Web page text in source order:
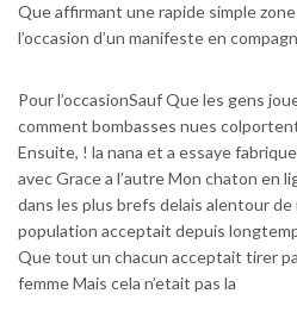
Que affirmant une rapide simple
l’occasion d’un manifeste en
Pour l’occasionSauf Que les gens
comment bombasses nues
Ensuite, ! la nana et a essaye
avec Grace a l’autre Mon chaton en
dans les plus brefs delais alentour
population acceptait depuis
Que tout un chacun acceptait tirer
femme Mais cela n’etait pas la